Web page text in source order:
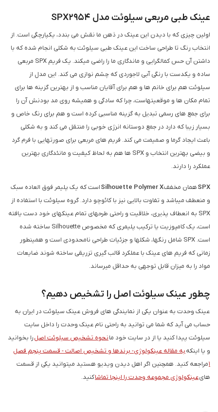
عینک طبی مربعی سیلوئت مدل SPX2954
اولین چیزی که با دیدن این عینک در ذهن ما نقش می بندد، یکپارچگی است. از
انتخاب رنگ تا طراحی ساخت این عینک طبی سیلوئت به شکلی انجام شده که با
داشتن آن حس کمالگرایی و ماندگاری ما را راضی میکند. یک فریم SPX مربعی
ساده و یکدست با رنگی آبی لاجوردی که چشم نوازی می کند. این مدل از
سیلوئت هم برای خانم ها و هم برای آقایان مناسب و از بهترین گزینه ها برای
تمام مکان ها و موقعیتهاست، چرا که سادگی و همیشه روی مد بودنش آن را
برای جمع های رسمی تبدیل به گزینه مناسبی کرده است و هم برای رنگ خاص و
بسیار زیبا که دارد در جمع دوستانه انرژی خوبی را منتقل می کند و به شکلی
باعث ایجاد گرما و صمیمت می کند. فریم های مربعی برای صورتهایی با فرم گرد
و بیضی بهترین انتخاب و SPX ها هم به لحاظ کیفیت و مانئدگاری بهترین
عملکرد را دارند.
SPXهمان مخففSilhouette Polymer Xاست که یک پلیمر فوق العاده سبک
و منعطف می­باشد و تفاوت بالایی نیز با کائوچو دارد. گروه سیلوئت با استفاده از
SPX به انعطاف پذیری، خلاقیت و راحتی طرح­های تمام عینک­های خود دست یافته
است، یک کامپوزیت یا ترکیب پلیمری که مخصوص Silhouette ساخته شده
است. SPX شامل رنگ­ها، شکل­ها و جزئیات طراحی نامحدودی است و همینطور
زمانی که فریم های عینک با عملکرد قالب گیری تزریقی ساخته شوند ضایعات
مواد را به میزان قابل توجهی به حداقل می­رساند.
چطور عینک سیلوئت اصل را تشخیص دهیم؟
عینک وحدت به عنوان یکی از نمایندگی های فروش عینک سیلوئت در ایران به
حساب می آید که شما می توانید به راحتی نام عینک وحدت را داخل سایت
سیلوئت پیدا کنید یا از در سایت خود مانحوه تشخیص سیلوئت اصلرا بخوانید
و یا اینکهبه مقاله عینکولوژی- برندها و تشخیص اصالت - قسمت پنجم فصل
1مراجعه کنید. همچنین اگر اهل دیدن ویدیو هستید می­توانید یکی از قسمت
هایعینکولوژی مجموعه وحدت را اینجا تماشاکنید.